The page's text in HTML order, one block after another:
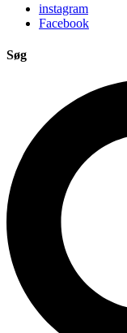
instagram
Facebook
Søg